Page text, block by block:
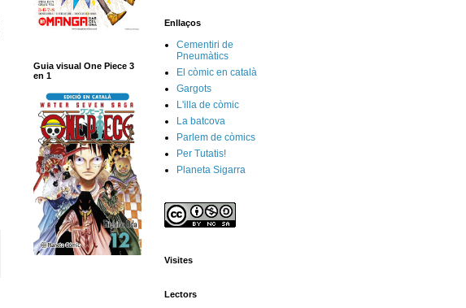
Guia visual One Piece 3
en 1
Enllaços
Cementiri de
Pneumàtics
El còmic en català
Gargots
L'illa de còmic
La batcova
Parlem de còmics
Per Tutatis!
Planeta Sigarra
Visites
Lectors